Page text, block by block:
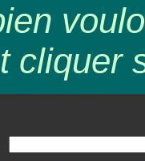
cliquer